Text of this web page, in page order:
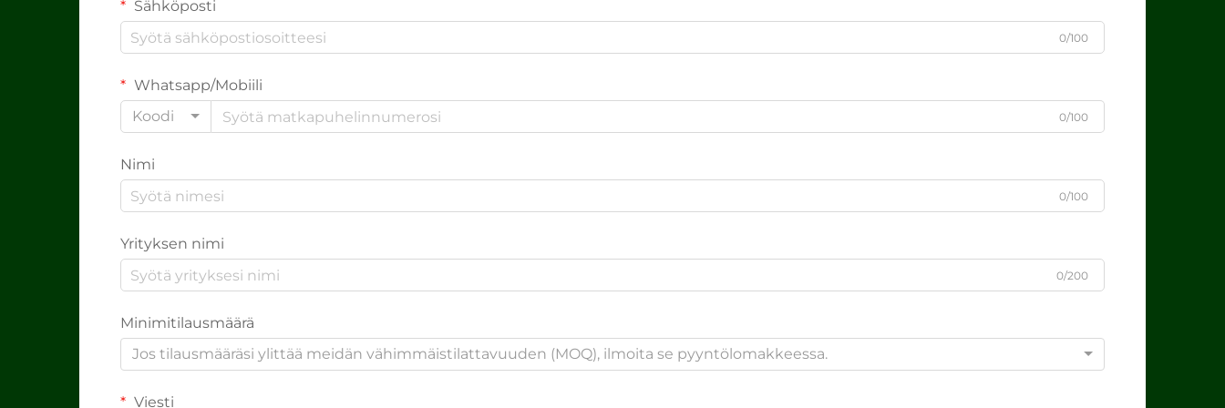
Sähköposti
0/100
Whatsapp/Mobiili
Koodi
0/100
Nimi
0/100
Yrityksen nimi
0/200
Minimitilausmäärä
Jos tilausmääräsi ylittää meidän vähimmäistilattavuuden (MOQ), ilmoita se pyyntölomakkeessa.
Viesti